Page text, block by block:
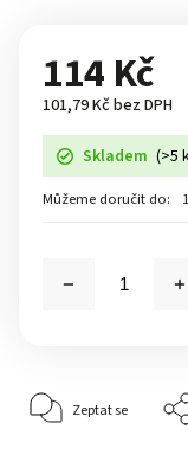
114 Kč
101,79 Kč bez DPH
Skladem (>5
Můžeme doručit do:
Zeptat se